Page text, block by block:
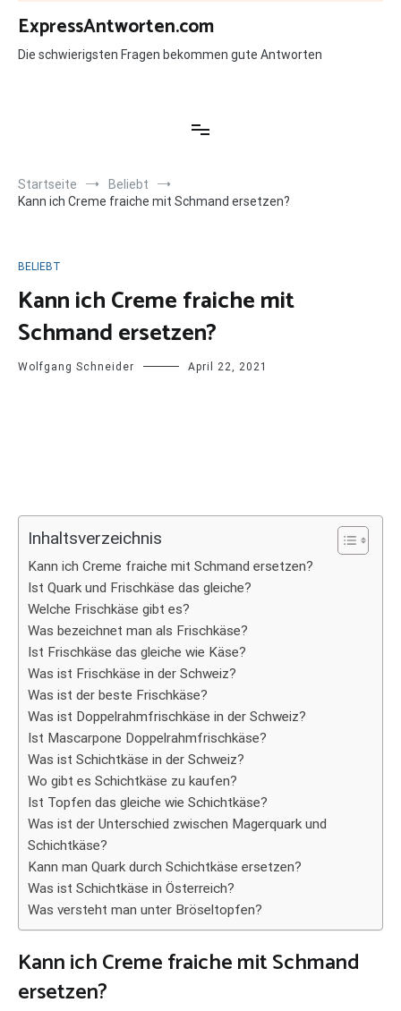
Zum
Inhalt
springen
ExpressAntworten.com
Die schwierigsten Fragen bekommen gute Antworten
Startseite
Beliebt
Kann ich Creme fraiche mit Schmand ersetzen?
BELIEBT
Kann ich Creme fraiche mit
Schmand ersetzen?
Wolfgang Schneider April 22, 2021
Inhaltsverzeichnis
Kann ich Creme fraiche mit Schmand ersetzen?
Ist Quark und Frischkäse das gleiche?
Welche Frischkäse gibt es?
Was bezeichnet man als Frischkäse?
Ist Frischkäse das gleiche wie Käse?
Was ist Frischkäse in der Schweiz?
Was ist der beste Frischkäse?
Was ist Doppelrahmfrischkäse in der Schweiz?
Ist Mascarpone Doppelrahmfrischkäse?
Was ist Schichtkäse in der Schweiz?
Wo gibt es Schichtkäse zu kaufen?
Ist Topfen das gleiche wie Schichtkäse?
Was ist der Unterschied zwischen Magerquark und
Schichtkäse?
Kann man Quark durch Schichtkäse ersetzen?
Was ist Schichtkäse in Österreich?
Was versteht man unter Bröseltopfen?
Kann ich Creme fraiche mit Schmand
ersetzen?